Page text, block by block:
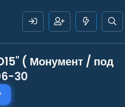
( Монумент / под
30